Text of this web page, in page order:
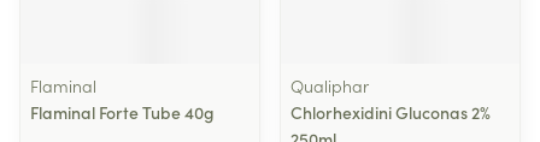
Flaminal
Flaminal Forte Tube 40g
Qualiphar
Chlorhexidini Gluconas 2%